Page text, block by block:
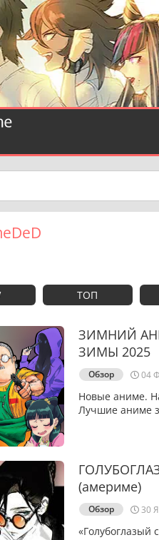
ТОП
ЗИМНИЙ
ЗИМЫ 2025
Обзор 04
Новые аниме.
Лучшие аниме
(америме)
Обзор 30
«Голубоглазый